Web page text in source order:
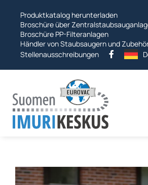
Produktkatalog herunterladen
Broschüre über
Broschüre PP-Filteranlagen
Händler von Staubsaugern und
Stellenausschreibungen
Staubsaugersysteme